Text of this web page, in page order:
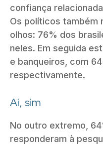
confiança
Os políticos também
olhos: 76% dos
neles. Em seguida
e banqueiros, com
respectivamente.
Aí, sim
No outro extremo,
responderam à